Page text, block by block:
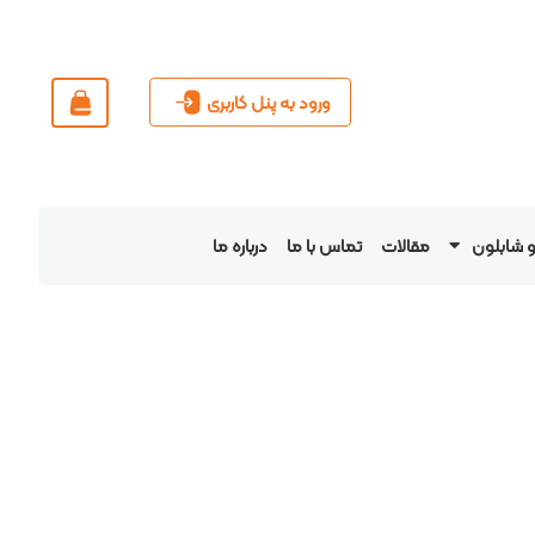
ورود به پنل کاربری
شابلون مقالات تماس با ما درباره ما